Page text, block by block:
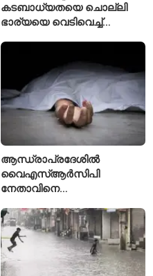
കടബാധ്യതയെ ചൊല്ലി
ഭാര്യയെ വെടിവെച്ച്
കൊലപാതകം
ആന്ധ്രാപ്രദേശിൽ
വൈഎസ്ആർസിപി
നേതാവിനെ
അന്വേഷണം ആരംഭിച്ച്
പൊലീസ്